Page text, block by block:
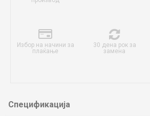
Избор на начини за
плаќање
30 дена рок за
замена
Спецификација